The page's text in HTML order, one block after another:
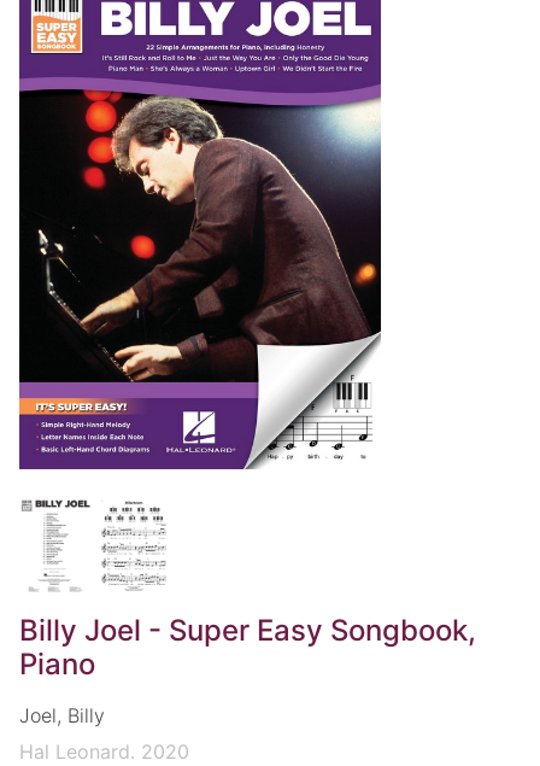
Billy Joel - Super Easy Songbook,
Piano
Joel, Billy
Hal Leonard. 2020